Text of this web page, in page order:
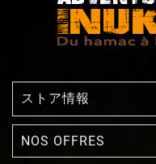
ストア情報
NOS OFFRES